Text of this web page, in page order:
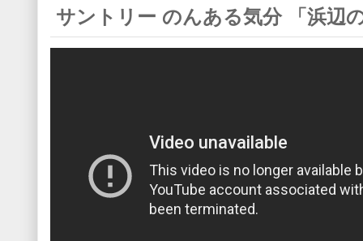
サントリー のんある気分 「浜辺